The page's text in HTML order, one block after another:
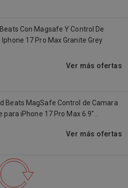
Con Magsafe Y Control De
17 Pro Max Granite Grey
Ver más ofertas
Beats MagSafe Control de Camara
para iPhone 17 Pro Max 6.9"
Ver más ofertas